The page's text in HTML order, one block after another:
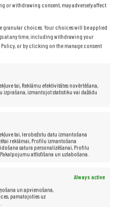
or withdrawing consent, may adversely affect
granular choices. Your choices will be applied
at any time, including withdrawing your
or by clicking on the manage consent
tai, Reklāmu efektivitātes novērtēšana,
izprašana, izmantojot statistiku vai dažādu
tai, Ierobežotu datu izmantošana
reklāmai, Profilu izmantošana
satura personalizēšanai, Profilu
attīstīšana un uzlabošana.
Always active
un apvienošana,
pamatojoties uz
Windows 10 Pro
24 mēneši